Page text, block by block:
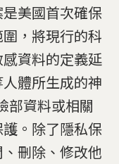
美國首次確保
，將現行的科
資料的定義延
體所生成的神
部資料或相關
。除了隱私保
刪除、修改他